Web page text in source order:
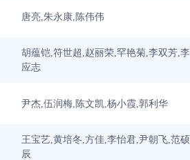
唐亮,朱永康,陈伟伟
胡蕴铠,符世超,赵丽荣,罕艳菊,李双芳,李
应志
尹杰,伍润梅,陈文凯,杨小霞,郭利华
王宝艺,黄培冬,方佳,李怡君,尹朝飞,范硕
辰